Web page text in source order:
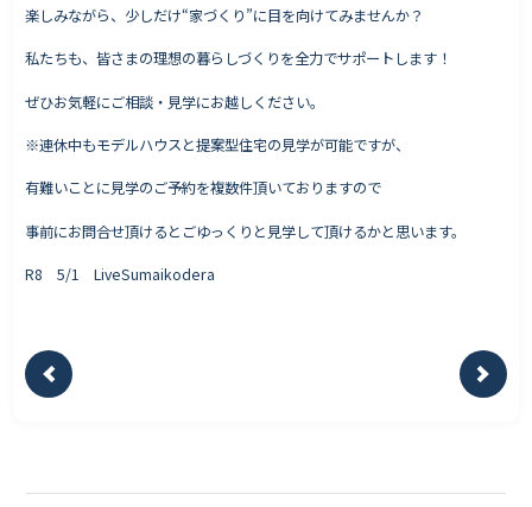
楽しみながら、少しだけ“家づくり”に目を向けてみませんか？
私たちも、皆さまの理想の暮らしづくりを全力でサポートします！
ぜひお気軽にご相談・見学にお越しください。
※連休中もモデルハウスと提案型住宅の見学が可能ですが、
有難いことに見学のご予約を複数件頂いておりますので
事前にお問合せ頂けるとごゆっくりと見学して頂けるかと思います。
R8 5/1 LiveSumaikodera